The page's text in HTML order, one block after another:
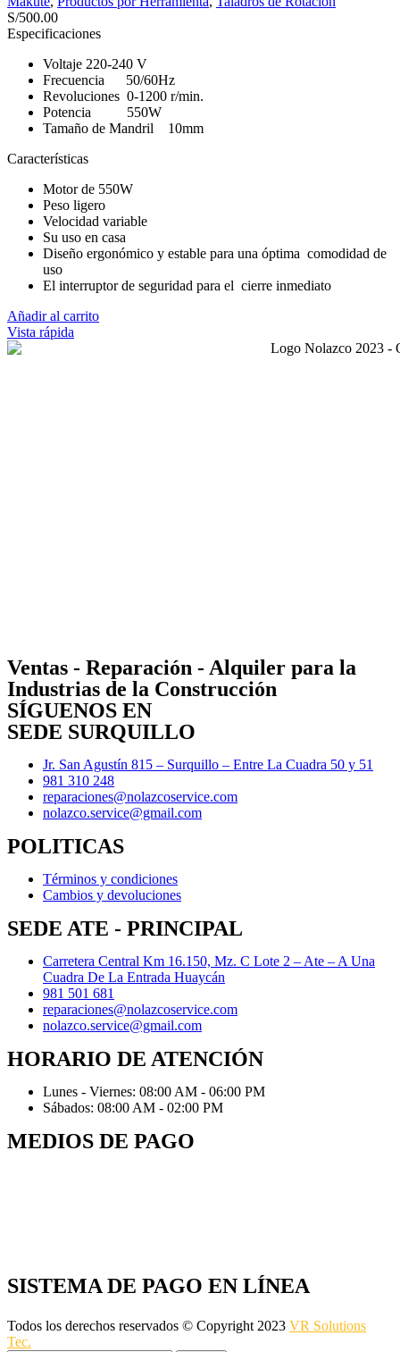
S/500.00
Especificaciones
Voltaje 220-240 V
Frecuencia 50/60Hz
Revoluciones 0-1200 r/min.
Potencia 550W
Tamaño de Mandril 10mm
Características
Motor de 550W
Peso ligero
Velocidad variable
Su uso en casa
Diseño ergonómico y estable para una óptima comodidad de
uso
El interruptor de seguridad para el cierre inmediato
Añadir al carrito
Vista rápida
Ventas - Reparación - Alquiler para la
Industrias de la Construcción
SÍGUENOS EN
SEDE SURQUILLO
Jr. San Agustín 815 – Surquillo – Entre La Cuadra 50 y 51
981 310 248
reparaciones@nolazcoservice.com
nolazco.service@gmail.com
POLITICAS
Términos y condiciones
Cambios y devoluciones
SEDE ATE - PRINCIPAL
Carretera Central Km 16.150, Mz. C Lote 2 – Ate – A Una
Cuadra De La Entrada Huaycán
981 501 681
reparaciones@nolazcoservice.com
nolazco.service@gmail.com
HORARIO DE ATENCIÓN
Lunes - Viernes: 08:00 AM - 06:00 PM
Sábados: 08:00 AM - 02:00 PM
MEDIOS DE PAGO
SISTEMA DE PAGO EN LÍNEA
Todos los derechos reservados © Copyright 2023 VR Solutions
Tec.